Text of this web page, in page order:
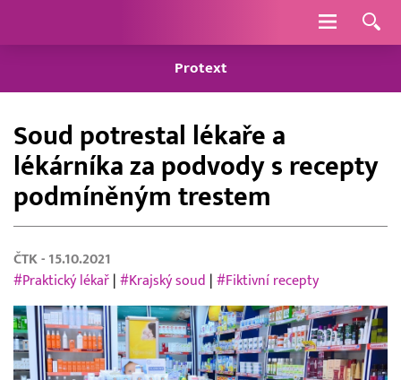
Navigace
Protext
Soud potrestal lékaře a
lékárníka za podvody s recepty
podmíněným trestem
ČTK - 15.10.2021
#Praktický lékař #Krajský soud #Fiktivní recepty